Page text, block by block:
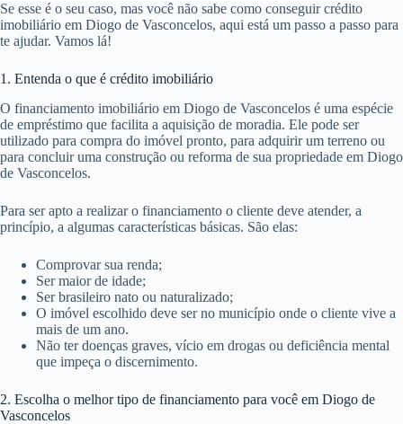
Se esse é o seu caso, mas você não sabe como conseguir crédito
imobiliário em Diogo de Vasconcelos, aqui está um passo a passo para
te ajudar. Vamos lá!
1. Entenda o que é crédito imobiliário
O financiamento imobiliário em Diogo de Vasconcelos é uma espécie
de empréstimo que facilita a aquisição de moradia. Ele pode ser
utilizado para compra do imóvel pronto, para adquirir um terreno ou
para concluir uma construção ou reforma de sua propriedade em Diogo
de Vasconcelos.
Para ser apto a realizar o financiamento o cliente deve atender, a
princípio, a algumas características básicas. São elas:
Comprovar sua renda;
Ser maior de idade;
Ser brasileiro nato ou naturalizado;
O imóvel escolhido deve ser no município onde o cliente vive a
mais de um ano.
Não ter doenças graves, vício em drogas ou deficiência mental
que impeça o discernimento.
2. Escolha o melhor tipo de financiamento para você em Diogo de
Vasconcelos